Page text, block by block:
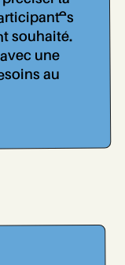
souhaité.
une
au